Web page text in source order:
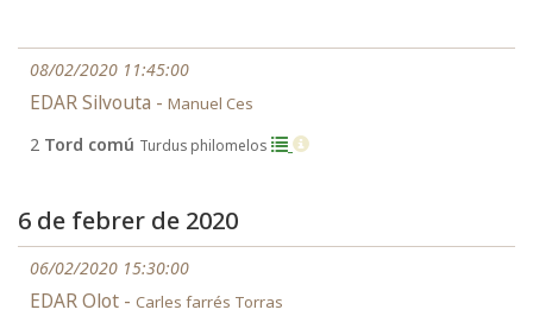
08/02/2020 11:45:00
EDAR Silvouta - Manuel Ces
2 Tord comú Turdus philomelos
6 de febrer de 2020
06/02/2020 15:30:00
EDAR Olot - Carles farrés Torras